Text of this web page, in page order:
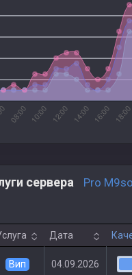
сервера
Pro
Дата
Вип 04.09.2026